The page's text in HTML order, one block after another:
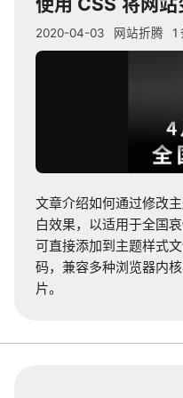
2020-04-03 网站折腾 1
文章介绍如何通过修改
白效果，以适用于全国
可直接添加到主题样式
码，兼容多种浏览器内
片。